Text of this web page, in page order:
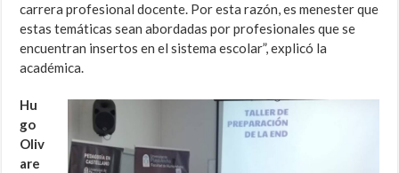
carrera profesional docente. Por esta razón, es menester que
estas temáticas sean abordadas por profesionales que se
encuentran insertos en el sistema escolar”, explicó la
académica.
Hu
go
Oliv
are